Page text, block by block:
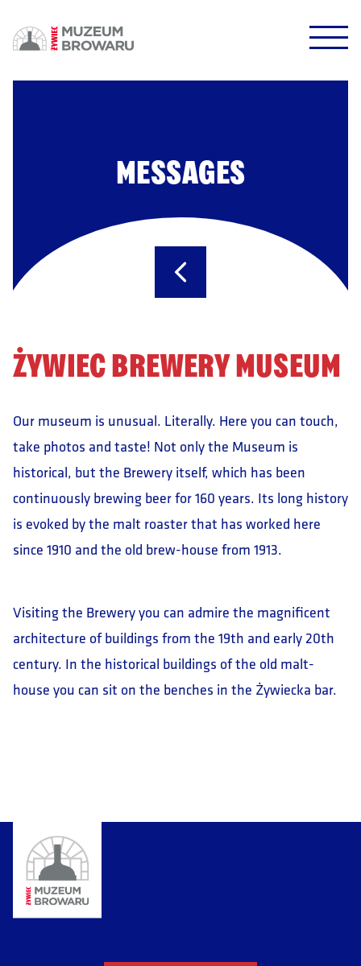
DOWODZIKI DO KONTROLI!
POTWIERDŹ
MESSAGES
ŻYWIEC BREWERY MUSEUM
Our museum is unusual. Literally. Here you can touch,
take photos and taste! Not only the Museum is
historical, but the Brewery itself, which has been
continuously brewing beer for 160 years. Its long history
is evoked by the malt roaster that has worked here
since 1910 and the old brew-house from 1913.
Visiting the Brewery you can admire the magnificent
architecture of buildings from the 19th and early 20th
century. In the historical buildings of the old malt-
house you can sit on the benches in the Żywiecka bar.